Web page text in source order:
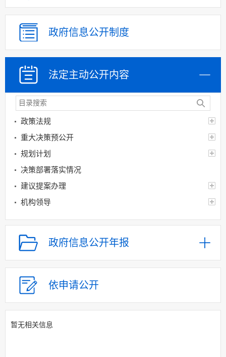
政府信息公开制度
法定主动公开内容
政策法规
重大决策预公开
规划计划
决策部署落实情况
建议提案办理
机构领导
机构设置
人事信息
财政资金
应急管理
应急预案
应急情况
乡村振兴（精准脱贫）
政府信息公开年报
依申请公开
暂无相关信息